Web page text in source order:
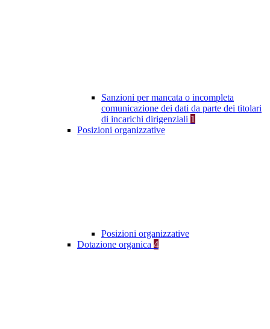
Sanzioni per mancata o incompleta
comunicazione dei dati da parte dei titolari
di incarichi dirigenziali 1
Posizioni organizzative
Posizioni organizzative
Dotazione organica 4